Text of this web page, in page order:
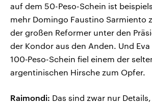
auf dem 50-Peso-Schein ist
mehr Domingo Faustino Sarmiento
der großen Reformer unter den
der Kondor aus den Anden. Und
100‑Peso-Schein fiel einem der
argentinischen Hirsche zum Opfer.
Raimondi: Das sind zwar nur